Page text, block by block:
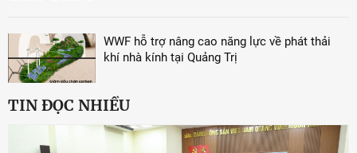
WWF hỗ trợ nâng cao năng lực về phát thải
khí nhà kính tại Quảng Trị
TIN ĐỌC NHIỀU